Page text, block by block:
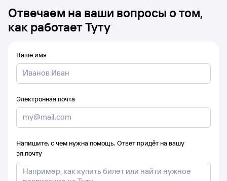
Отвечаем на ваши вопросы о том,
как работает Туту
Ваше имя
Электронная почта
Напишите, с чем нужна помощь. Ответ придёт на вашу
эл.почту